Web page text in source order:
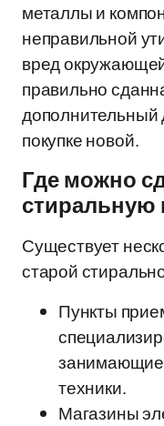
металлы и
неправильной
вред
правильно
дополнительный
покупке новой.
Где можно
стиральную
Существует
старой
Пункты
техники.
Магазины